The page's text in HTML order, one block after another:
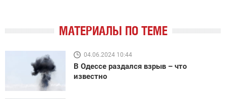
МАТЕРИАЛЫ ПО ТЕМЕ
04.06.2024 10:44
В Одессе раздался взрыв – что
известно